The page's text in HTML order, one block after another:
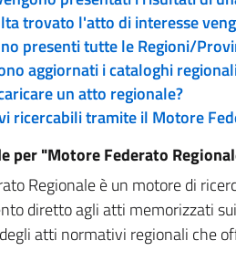
trovato l'atto di interesse
presenti tutte le Regioni/
aggiornati i cataloghi
un atto regionale?
ricercabili tramite il Motore
per "Motore Federato
Regionale è un motore di
diretto agli atti memorizzati
atti normativi regionali che